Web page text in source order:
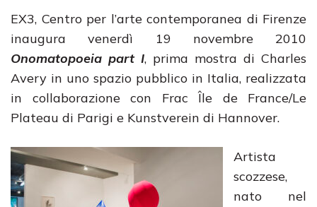
EX3, Centro per l’arte contemporanea di Firenze
inaugura venerdì 19 novembre 2010
Onomatopoeia part I, prima mostra di Charles
Avery in uno spazio pubblico in Italia, realizzata
in collaborazione con Frac Île de France/Le
Plateau di Parigi e Kunstverein di Hannover.
Artista
scozzese,
nato nel